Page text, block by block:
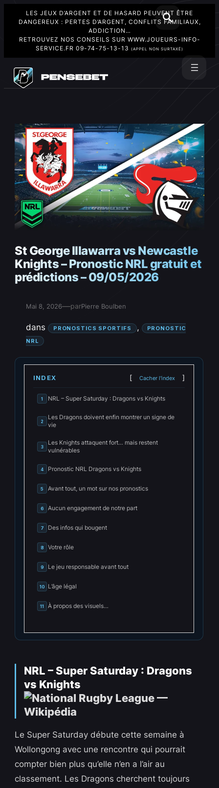
LES JEUX D’ARGENT ET DE HASARD PEUVENT ÊTRE
DANGEREUX : PERTES D’ARGENT, CONFLITS FAMILIAUX,
ADDICTION…
RETROUVEZ NOS CONSEILS SUR WWW.JOUEURS-INFO-
SERVICE.FR 09-74-75-13-13 (APPEL NON SURTAXÉ)
contenu
St George Illawarra vs Newcastle
Knights – Pronostic NRL gratuit et
prédictions – 09/05/2026
Mai 8, 2026—parPierre Boulben
dans PRONOSTICS SPORTIFS ,
PRONOSTIC
NRL
INDEX Cacher l'index
1 NRL – Super Saturday : Dragons vs Knights
2
Les Dragons doivent enfin montrer un signe de
vie
3
Les Knights attaquent fort… mais restent
vulnérables
4 Pronostic NRL Dragons vs Knights
5 Avant tout, un mot sur nos pronostics
6 Aucun engagement de notre part
7 Des infos qui bougent
8 Votre rôle
9 Le jeu responsable avant tout
10 L’âge légal
11 À propos des visuels…
NRL – Super Saturday : Dragons
vs Knights
Le Super Saturday débute cette semaine à
Wollongong avec une rencontre qui pourrait
compter bien plus qu’elle n’en a l’air au
classement. Les Dragons cherchent toujours